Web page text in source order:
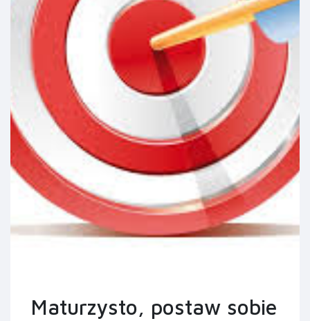
Maturzysto, postaw sobie